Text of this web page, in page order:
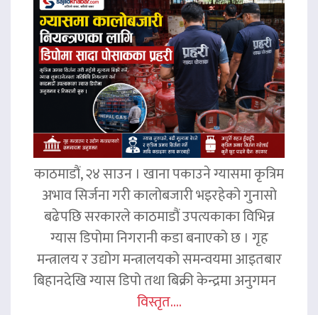
काठमाडौं, २४ साउन । खाना पकाउने ग्यासमा कृत्रिम
अभाव सिर्जना गरी कालोबजारी भइरहेको गुनासो
बढेपछि सरकारले काठमाडौं उपत्यकाका विभिन्न
ग्यास डिपोमा निगरानी कडा बनाएको छ । गृह
मन्त्रालय र उद्योग मन्त्रालयको समन्वयमा आइतबार
बिहानदेखि ग्यास डिपो तथा बिक्री केन्द्रमा अनुगमन
विस्तृत....